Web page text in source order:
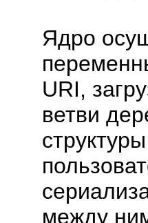
Ядро
URI,
ветви
между